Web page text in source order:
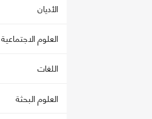
الأديان
العلوم الاجتماعية
اللغات
العلوم البحثة